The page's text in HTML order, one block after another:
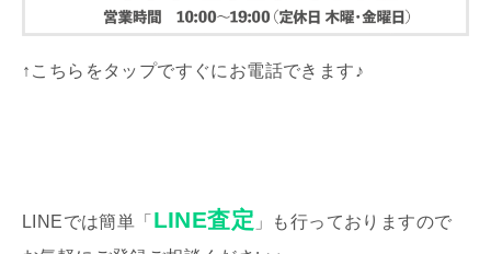
↑こちらをタップですぐにお電話できます♪
LINEでは簡単「 LINE査定 」も行っておりますので